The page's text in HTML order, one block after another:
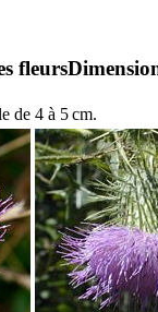
de 4 à 5 cm.